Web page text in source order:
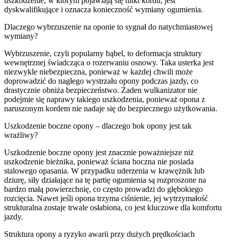
dyskwalifikujące i oznacza konieczność wymiany ogumienia.
Dlaczego wybrzuszenie na oponie to sygnał do natychmiastowej
wymiany?
Wybrzuszenie, czyli popularny bąbel, to deformacja struktury
wewnętrznej świadcząca o rozerwaniu osnowy. Taka usterka jest
niezwykle niebezpieczna, ponieważ w każdej chwili może
doprowadzić do nagłego wystrzału opony podczas jazdy, co
drastycznie obniża bezpieczeństwo. Żaden wulkanizator nie
podejmie się naprawy takiego uszkodzenia, ponieważ opona z
naruszonym kordem nie nadaje się do bezpiecznego użytkowania.
Uszkodzenie boczne opony – dlaczego bok opony jest tak
wrażliwy?
Uszkodzenie boczne opony jest znacznie poważniejsze niż
uszkodzenie bieżnika, ponieważ ściana boczna nie posiada
stalowego opasania. W przypadku uderzenia w krawężnik lub
dziurę, siły działające na tę partię ogumienia są rozproszone na
bardzo małą powierzchnię, co często prowadzi do głębokiego
rozcięcia. Nawet jeśli opona trzyma ciśnienie, jej wytrzymałość
strukturalna zostaje trwale osłabiona, co jest kluczowe dla komfortu
jazdy.
Struktura opony a ryzyko awarii przy dużych prędkościach